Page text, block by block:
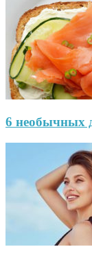
6 необычных